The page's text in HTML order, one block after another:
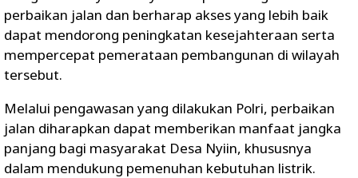
perbaikan jalan dan berharap akses yang lebih baik
dapat mendorong peningkatan kesejahteraan serta
mempercepat pemerataan pembangunan di wilayah
tersebut.
Melalui pengawasan yang dilakukan Polri, perbaikan
jalan diharapkan dapat memberikan manfaat jangka
panjang bagi masyarakat Desa Nyiin, khususnya
dalam mendukung pemenuhan kebutuhan listrik.